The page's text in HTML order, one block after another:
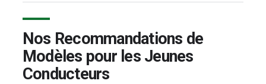
Nos Recommandations de
Modèles pour les Jeunes
Conducteurs